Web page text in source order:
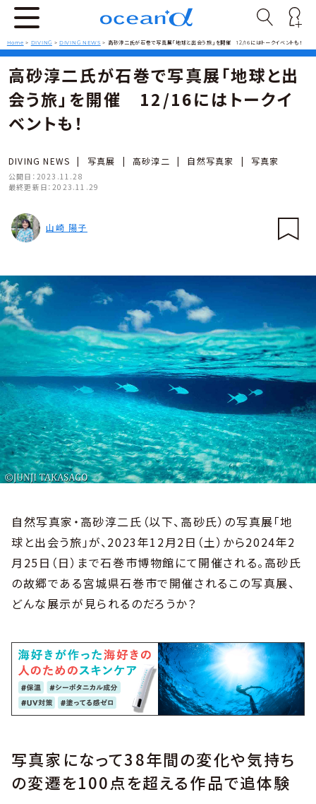
Home > DIVING >DIVING NEWS > 高砂淳二氏が石巻で写真展「地球と出会う旅」を開催 12/16にはトークイベントも！
高砂淳二氏が石巻で写真展「地球と出
会う旅」を開催 12/16にはトークイ
ベントも！
DIVING NEWS | 写真展 | 高砂淳二 | 自然写真家 | 写真家
公開日： 2023.11.28
最終更新日： 2023.11.29
山崎 陽子
自然写真家・高砂淳二氏（以下、高砂氏）の写真展「地
球と出会う旅」が、2023年12月2日（土）から2024年2
月25日（日）まで石巻市博物館にて開催される。高砂氏
の故郷である宮城県石巻市で開催されるこの写真展、
どんな展示が見られるのだろうか？
写真家になって38年間の変化や気持ち
の変遷を100点を超える作品で追体験